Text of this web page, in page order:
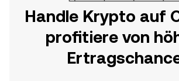
Handle Krypto auf
profitiere von